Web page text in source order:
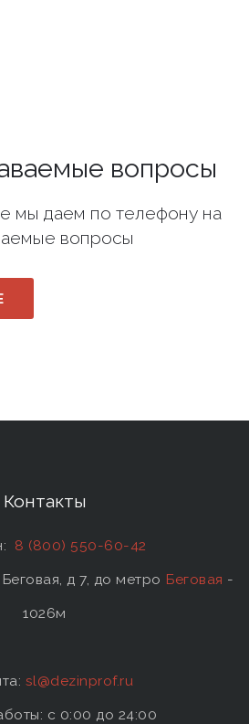
вопросы
мы даем по телефону на
вопросы
Контакты
8 (800) 550-60-42
д 7, до метро Беговая -
1026м
sl@dezinprof.ru
c 0:00 до 24:00